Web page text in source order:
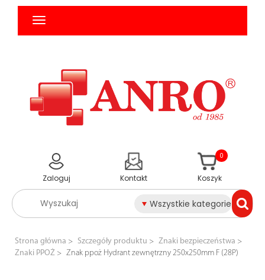
Wszystkie kategorie
Zaloguj Kontakt Koszyk
0
Strona główna Szczegóły produktu
Znaki bezpieczeństwa
Znaki PPOŻ
Znak ppoż Hydrant zewnętrzny 250x250mm F (28P)